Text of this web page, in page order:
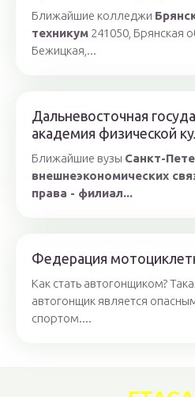
Ближайшие колледжи
техникум 241050, Брянская
Бежицкая,...
Дальневосточная
академия физической
Ближайшие вузы Санкт-
внешнеэкономических
права - филиал...
Федерация
Как стать автогонщиком?
автогонщик является
спортом....